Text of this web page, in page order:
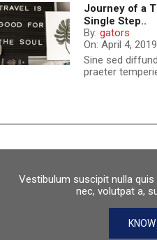
Journey of a
Single Step..
By: gators
On: April 4, 2019
Sine sed
praeter
Vestibulum suscipit nulla
nec, volutpat a,